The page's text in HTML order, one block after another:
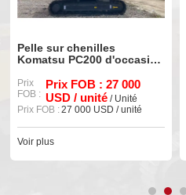
Pelle sur chenilles
Komatsu PC200 d'occasion
Prix
FOB :
Prix FOB : 27 000
USD / unité/ Unité
Prix FOB :27 000 USD / unité
Voir plus